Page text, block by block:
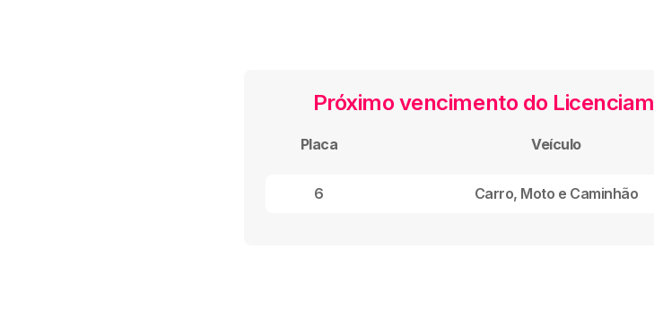
Próximo vencimento do
Placa Veículo
6 Carro, Moto e Caminhão